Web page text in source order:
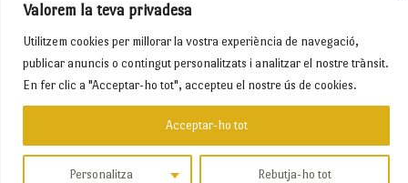
Valorem la teva privadesa
Utilitzem cookies per millorar la vostra experiència de navegació,
publicar anuncis o contingut personalitzats i analitzar el nostre trànsit.
En fer clic a "Acceptar-ho tot", accepteu el nostre ús de cookies.
Personalitza Rebutja-ho tot
Acceptar-ho tot
Copyright © 2026 PASCUAL MORANT
Política de privadesa
Política de galetes